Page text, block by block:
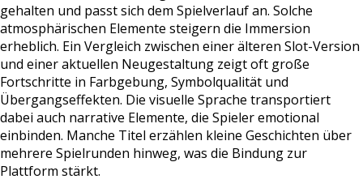
gehalten und passt sich dem Spielverlauf an. Solche
atmosphärischen Elemente steigern die Immersion
erheblich. Ein Vergleich zwischen einer älteren Slot-Version
und einer aktuellen Neugestaltung zeigt oft große
Fortschritte in Farbgebung, Symbolqualität und
Übergangseffekten. Die visuelle Sprache transportiert
dabei auch narrative Elemente, die Spieler emotional
einbinden. Manche Titel erzählen kleine Geschichten über
mehrere Spielrunden hinweg, was die Bindung zur
Plattform stärkt.